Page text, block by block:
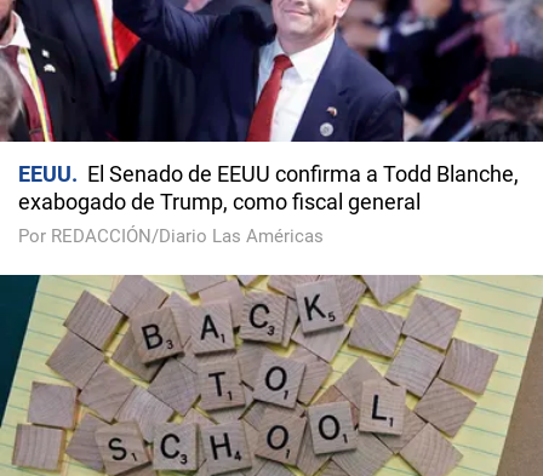
EEUU
El Senado de EEUU confirma a Todd Blanche,
exabogado de Trump, como fiscal general
Por REDACCIÓN/Diario Las Américas